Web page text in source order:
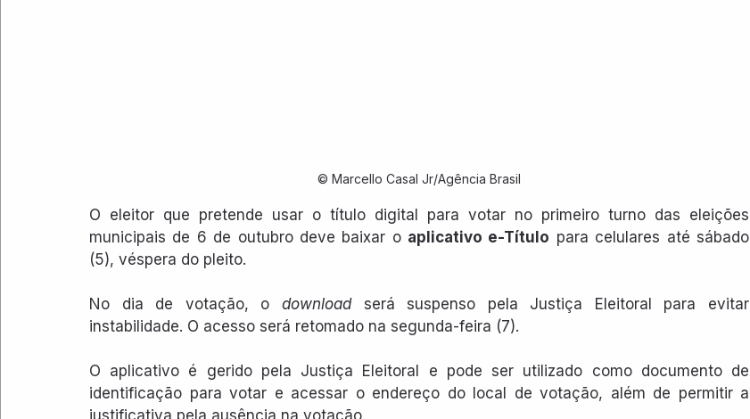
© Marcello Casal Jr/Agência Brasil
O eleitor que pretende usar o título digital para votar no primeiro turno das eleições
municipais de 6 de outubro deve baixar o aplicativo e-Título para celulares até sábado
(5), véspera do pleito.
No dia de votação, o download será suspenso pela Justiça Eleitoral para evitar
instabilidade. O acesso será retomado na segunda-feira (7).
O aplicativo é gerido pela Justiça Eleitoral e pode ser utilizado como documento de
identificação para votar e acessar o endereço do local de votação, além de permitir a
justificativa pela ausência na votação.